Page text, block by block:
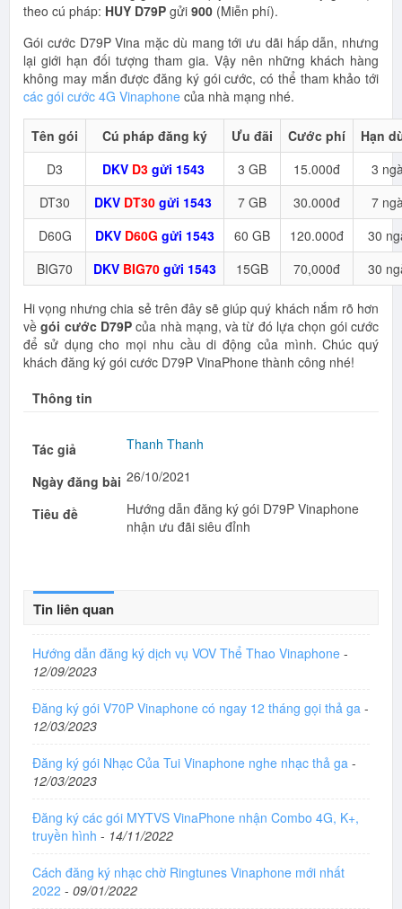
theo cú pháp: HUY D79P gửi 900 (Miễn phí).
Gói cước D79P Vina mặc dù mang tới ưu dãi hấp dẫn, nhưng
lại giới hạn đối tượng tham gia. Vậy nên những khách hàng
không may mắn được đăng ký gói cước, có thể tham khảo tới
các gói cước 4G Vinaphone của nhà mạng nhé.
Tên gói Cú pháp đăng ký Ưu đãi Cước phí
Hạn
D3
DKV D3 gửi 1543 3 GB 15.000đ
3
DT30
DKV DT30 gửi 1543 7 GB 30.000đ
7
D60G
DKV D60G gửi 1543 60 GB 120.000đ
30
BIG70
DKV BIG70 gửi 1543 15GB 70,000đ 30
Hi vọng nhưng chia sẻ trên đây sẽ giúp quý khách nắm rõ hơn
vềgói cước D79Pcủa nhà mạng, và từ đó lựa chọn gói cước
để sử dụng cho mọi nhu cầu di động của mình. Chúc quý
khách đăng ký gói cước D79P VinaPhone thành công nhé!
Thông tin
Tác giả Thanh Thanh
Ngày đăng bài 26/10/2021
Tiêu đề
Hướng dẫn đăng ký gói D79P Vinaphone
nhận ưu đãi siêu đỉnh
Tin liên quan
Hướng dẫn đăng ký dịch vụ VOV Thể Thao Vinaphone -
12/09/2023
Đăng ký gói V70P Vinaphone có ngay 12 tháng gọi thả ga -
12/03/2023
Đăng ký gói Nhạc Của Tui Vinaphone nghe nhạc thả ga -
12/03/2023
Đăng ký các gói MYTVS VinaPhone nhận Combo 4G, K+,
truyền hình - 14/11/2022
Cách đăng ký nhạc chờ Ringtunes Vinaphone mới nhất
2022 - 09/01/2022